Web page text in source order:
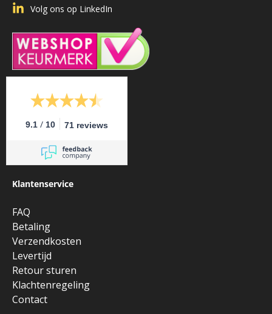
Volg ons op LinkedIn
9.1 / 10 71 reviews
Klantenservice
FAQ
Betaling
Verzendkosten
Levertijd
Retour sturen
Klachtenregeling
Contact